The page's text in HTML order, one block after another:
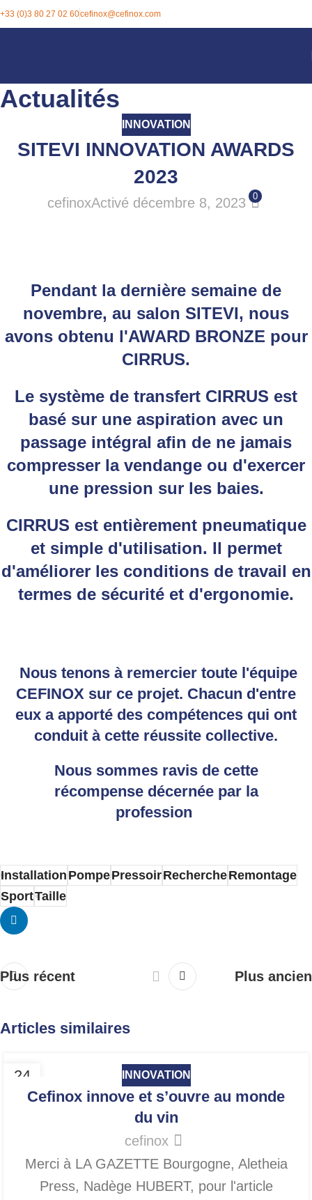
+33 (0)3 80 27 02 60cefinox@cefinox.com
Actualités
INNOVATION
SITEVI INNOVATION AWARDS
2023
cefinoxActivé décembre 8, 2023 0
Pendant la dernière semaine de
novembre, au salon SITEVI, nous
avons obtenu l'AWARD BRONZE pour
CIRRUS.
Le système de transfert CIRRUS est
basé sur une aspiration avec un
passage intégral afin de ne jamais
compresser la vendange ou d'exercer
une pression sur les baies.
CIRRUS est entièrement pneumatique
et simple d'utilisation. Il permet
d'améliorer les conditions de travail en
termes de sécurité et d'ergonomie.
Nous tenons à remercier toute l'équipe
CEFINOX sur ce projet. Chacun d'entre
eux a apporté des compétences qui ont
conduit à cette réussite collective.
Nous sommes ravis de cette
récompense décernée par la
profession
InstallationPompePressoirRechercheRemontage
SportTaille
Plus récent Plus ancien
Articles similaires
24 INNOVATION
Cefinox innove et s’ouvre au monde
du vin
cefinox
Merci à LA GAZETTE Bourgogne, Aletheia
Press, Nadège HUBERT, pour l'article